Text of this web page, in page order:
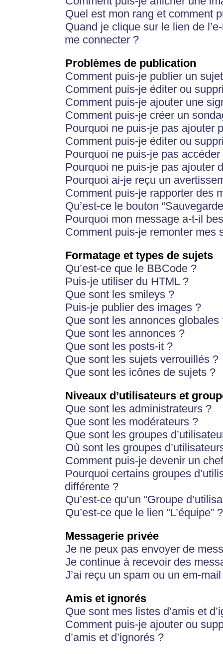
Quel est mon rang et comment
Quand je clique sur le lien de
me connecter ?
Problèmes de publication
Comment puis-je publier un
Comment puis-je éditer ou
Comment puis-je ajouter une
Comment puis-je créer un
Pourquoi ne puis-je pas ajouter
Comment puis-je éditer ou
Pourquoi ne puis-je pas
Pourquoi ne puis-je pas ajouter
Pourquoi ai-je reçu un
Comment puis-je rapporter des
Qu’est-ce le bouton
Pourquoi mon message a-t-il
Comment puis-je remonter mes
Formatage et types de sujets
Qu’est-ce que le BBCode ?
Puis-je utiliser du HTML ?
Que sont les smileys ?
Puis-je publier des images ?
Que sont les annonces globales
Que sont les annonces ?
Que sont les posts-it ?
Que sont les sujets verrouillés ?
Que sont les icônes de sujets ?
Niveaux d’utilisateurs et
Que sont les administrateurs ?
Que sont les modérateurs ?
Que sont les groupes
Où sont les groupes
Comment puis-je devenir un
Pourquoi certains groupes
différente ?
Qu’est-ce qu’un “Groupe
Qu’est-ce que le lien “L’équipe” ?
Messagerie privée
Je ne peux pas envoyer de
Je continue à recevoir des
J’ai reçu un spam ou un em-
Amis et ignorés
Que sont mes listes d’amis et
Comment puis-je ajouter ou
d’amis et d’ignorés ?